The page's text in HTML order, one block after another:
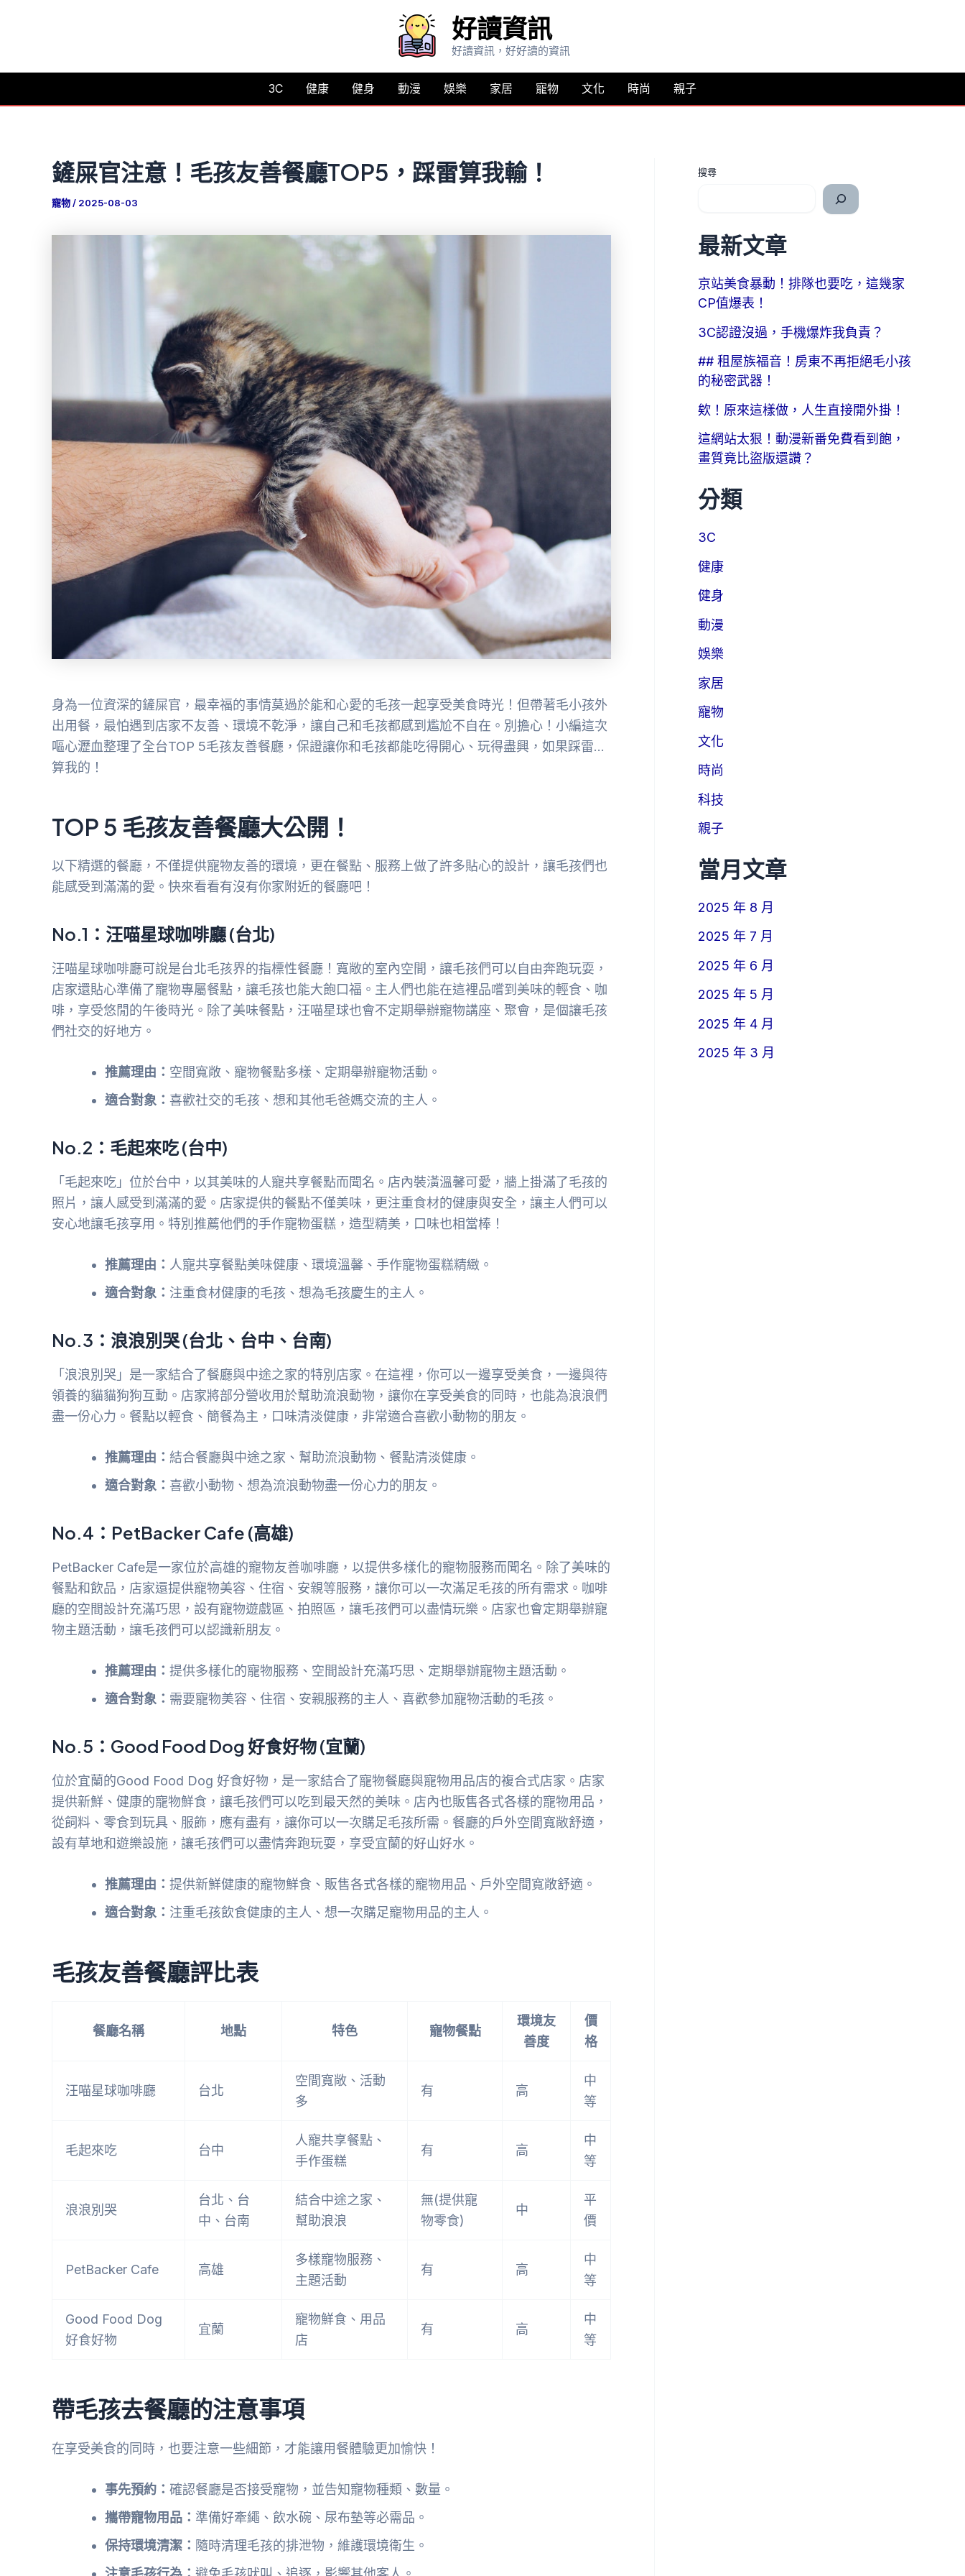
要
好讀資訊
好讀資訊，好好讀的資訊
3C 健康 健身 動漫 娛樂 家居 寵物 文化 時尚 親子
鏟屎官注意！毛孩友善餐廳TOP5，踩雷算我輸！
寵物/ 2025-08-03
身為一位資深的鏟屎官，最幸福的事情莫過於能和心愛的毛孩一起享受美食時光！但帶著毛小孩外
出用餐，最怕遇到店家不友善、環境不乾淨，讓自己和毛孩都感到尷尬不自在。別擔心！小編這次
嘔心瀝血整理了全台TOP 5毛孩友善餐廳，保證讓你和毛孩都能吃得開心、玩得盡興，如果踩雷…
算我的！
TOP 5 毛孩友善餐廳大公開！
以下精選的餐廳，不僅提供寵物友善的環境，更在餐點、服務上做了許多貼心的設計，讓毛孩們也
能感受到滿滿的愛。快來看看有沒有你家附近的餐廳吧！
No.1：汪喵星球咖啡廳 (台北)
汪喵星球咖啡廳可說是台北毛孩界的指標性餐廳！寬敞的室內空間，讓毛孩們可以自由奔跑玩耍，
店家還貼心準備了寵物專屬餐點，讓毛孩也能大飽口福。主人們也能在這裡品嚐到美味的輕食、咖
啡，享受悠閒的午後時光。除了美味餐點，汪喵星球也會不定期舉辦寵物講座、聚會，是個讓毛孩
們社交的好地方。
推薦理由： 空間寬敞、寵物餐點多樣、定期舉辦寵物活動。
適合對象： 喜歡社交的毛孩、想和其他毛爸媽交流的主人。
No.2：毛起來吃 (台中)
「毛起來吃」位於台中，以其美味的人寵共享餐點而聞名。店內裝潢溫馨可愛，牆上掛滿了毛孩的
照片，讓人感受到滿滿的愛。店家提供的餐點不僅美味，更注重食材的健康與安全，讓主人們可以
安心地讓毛孩享用。特別推薦他們的手作寵物蛋糕，造型精美，口味也相當棒！
推薦理由： 人寵共享餐點美味健康、環境溫馨、手作寵物蛋糕精緻。
適合對象： 注重食材健康的毛孩、想為毛孩慶生的主人。
No.3：浪浪別哭 (台北、台中、台南)
「浪浪別哭」是一家結合了餐廳與中途之家的特別店家。在這裡，你可以一邊享受美食，一邊與待
領養的貓貓狗狗互動。店家將部分營收用於幫助流浪動物，讓你在享受美食的同時，也能為浪浪們
盡一份心力。餐點以輕食、簡餐為主，口味清淡健康，非常適合喜歡小動物的朋友。
推薦理由： 結合餐廳與中途之家、幫助流浪動物、餐點清淡健康。
適合對象： 喜歡小動物、想為流浪動物盡一份心力的朋友。
No.4：PetBacker Cafe (高雄)
PetBacker Cafe是一家位於高雄的寵物友善咖啡廳，以提供多樣化的寵物服務而聞名。除了美味的
餐點和飲品，店家還提供寵物美容、住宿、安親等服務，讓你可以一次滿足毛孩的所有需求。咖啡
廳的空間設計充滿巧思，設有寵物遊戲區、拍照區，讓毛孩們可以盡情玩樂。店家也會定期舉辦寵
物主題活動，讓毛孩們可以認識新朋友。
推薦理由： 提供多樣化的寵物服務、空間設計充滿巧思、定期舉辦寵物主題活動。
適合對象： 需要寵物美容、住宿、安親服務的主人、喜歡參加寵物活動的毛孩。
No.5：Good Food Dog 好食好物 (宜蘭)
位於宜蘭的Good Food Dog 好食好物，是一家結合了寵物餐廳與寵物用品店的複合式店家。店家
提供新鮮、健康的寵物鮮食，讓毛孩們可以吃到最天然的美味。店內也販售各式各樣的寵物用品，
從飼料、零食到玩具、服飾，應有盡有，讓你可以一次購足毛孩所需。餐廳的戶外空間寬敞舒適，
設有草地和遊樂設施，讓毛孩們可以盡情奔跑玩耍，享受宜蘭的好山好水。
推薦理由： 提供新鮮健康的寵物鮮食、販售各式各樣的寵物用品、戶外空間寬敞舒適。
適合對象： 注重毛孩飲食健康的主人、想一次購足寵物用品的主人。
毛孩友善餐廳評比表
餐廳名稱 地點 特色 寵物餐點
環境友
善度
價
格
汪喵星球咖啡廳 台北
空間寬敞、活動
多
有 高
中
等
毛起來吃 台中
人寵共享餐點、
手作蛋糕
有 高
中
等
浪浪別哭
台北、台
中、台南
結合中途之家、
幫助浪浪
無(提供寵
物零食)
中
平
價
PetBacker Cafe 高雄
多樣寵物服務、
主題活動
有 高
中
等
Good Food Dog
好食好物
宜蘭
寵物鮮食、用品
店
有 高
中
等
帶毛孩去餐廳的注意事項
在享受美食的同時，也要注意一些細節，才能讓用餐體驗更加愉快！
事先預約： 確認餐廳是否接受寵物，並告知寵物種類、數量。
攜帶寵物用品： 準備好牽繩、飲水碗、尿布墊等必需品。
保持環境清潔： 隨時清理毛孩的排泄物，維護環境衛生。
搜尋
最新文章
京站美食暴動！排隊也要吃，這幾家
CP值爆表！
3C認證沒過，手機爆炸我負責？
## 租屋族福音！房東不再拒絕毛小孩
的秘密武器！
欸！原來這樣做，人生直接開外掛！
這網站太狠！動漫新番免費看到飽，
畫質竟比盜版還讚？
分類
3C
健康
健身
動漫
娛樂
家居
寵物
文化
時尚
科技
親子
當月文章
2025 年 8 月
2025 年 7 月
2025 年 6 月
2025 年 5 月
2025 年 4 月
2025 年 3 月